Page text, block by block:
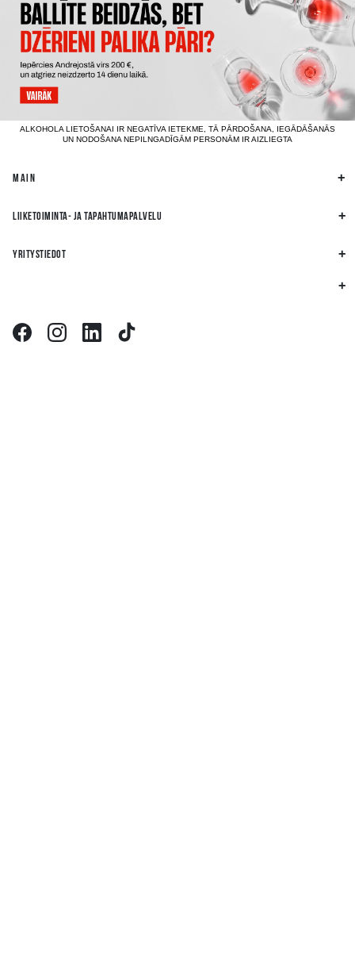
ALKOHOLA LIETOŠANAI IR NEGATĪVA IETEKME, TĀ PĀRDOŠANA, IEGĀDĀŠANĀS
UN NODOŠANA NEPILNGADĪGĀM PERSONĀM IR AIZLIEGTA
MAIN
LIIKETOIMINTA- JA TAPAHTUMAPALVELU
YRITYSTIEDOT